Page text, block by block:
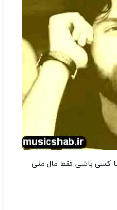
کسی باشی فقط مال منی